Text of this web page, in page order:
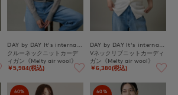
クルーネックニットカーデ
ィガン《Melty air wool》
￥5,984(税込)
Vネックリブニットカーディ
ガン《Melty air wool》
￥6,380(税込)
60%
60%